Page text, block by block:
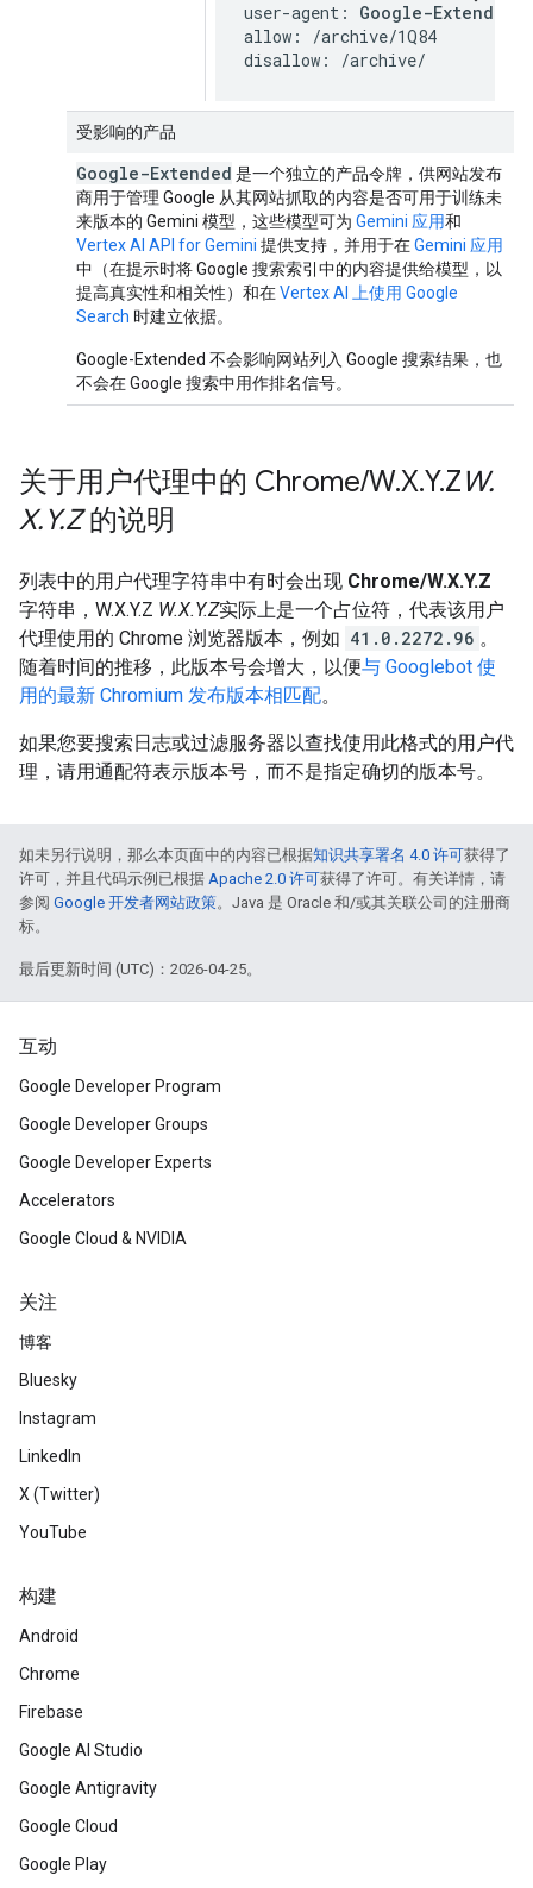
user-agent: Google-Extended
allow: /archive/1Q84
disallow: /archive/
受影响的产品
Google-Extended 是一个独立的产品令牌，供网站发布
商用于管理 Google 从其网站抓取的内容是否可用于训练未
来版本的 Gemini 模型，这些模型可为 Gemini 应用和
Vertex AI API for Gemini 提供支持，并用于在Gemini 应用
中（在提示时将 Google 搜索索引中的内容提供给模型，以
提高真实性和相关性）和在Vertex AI 上使用 Google
Search 时建立依据。
Google-Extended 不会影响网站列入 Google 搜索结果，也
不会在 Google 搜索中用作排名信号。
关于用户代理中的 Chrome/W.X.Y.ZW.
X.Y.Z的说明
列表中的用户代理字符串中有时会出现 Chrome/W.X.Y.Z
字符串，W.X.Y.Z W.X.Y.Z实际上是一个占位符，代表该用户
代理使用的 Chrome 浏览器版本，例如 41.0.2272.96 。
随着时间的推移，此版本号会增大，以便与 Googlebot 使
用的最新 Chromium 发布版本相匹配。
如果您要搜索日志或过滤服务器以查找使用此格式的用户代
理，请用通配符表示版本号，而不是指定确切的版本号。
如未另行说明，那么本页面中的内容已根据知识共享署名 4.0 许可获得了
许可，并且代码示例已根据 Apache 2.0 许可获得了许可。有关详情，请
参阅 Google 开发者网站政策。Java 是 Oracle 和/或其关联公司的注册商
标。
最后更新时间 (UTC)：2026-04-25。
互动
Google Developer Program
Google Developer Groups
Google Developer Experts
Accelerators
Google Cloud & NVIDIA
关注
博客
Bluesky
Instagram
LinkedIn
X (Twitter)
YouTube
构建
Android
Chrome
Firebase
Google AI Studio
Google Antigravity
Google Cloud
Google Play